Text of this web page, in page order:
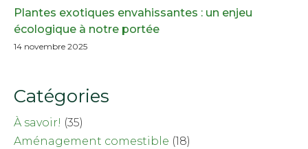
Plantes exotiques envahissantes : un enjeu
écologique à notre portée
14 novembre 2025
Catégories
À savoir! (35)
Aménagement comestible (18)